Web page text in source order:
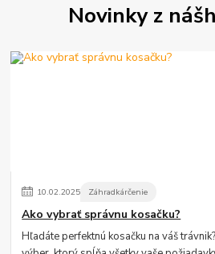
Novinky z
10.02.2025 Záhradkárčenie
Ako vybrať správnu kosačku?
Hľadáte perfektnú kosačku na váš